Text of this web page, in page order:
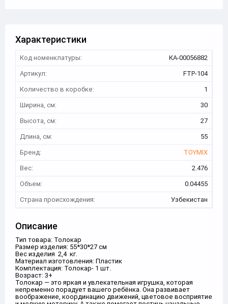
Характеристики
Код номенклатуры:
КА-00056882
Артикул:
FTP-104
Количество в коробке:
1
Ширина, см:
30
Высота, см:
27
Длина, см:
55
Бренд:
TOYMIX
Вес:
2.476
Объем:
0.04455
Страна происхождения:
Узбекистан
Описание
Тип товара: Толокар
Размер изделия: 55*30*27 см
Вес изделия 2,4 кг.
Материал изготовления: Пластик
Комплектация: Толокар- 1 шт.
Возраст: 3+
Толокар — это яркая и увлекательная игрушка, которая
непременно порадует вашего ребёнка. Она развивает
воображение, координацию движений, цветовое восприятие